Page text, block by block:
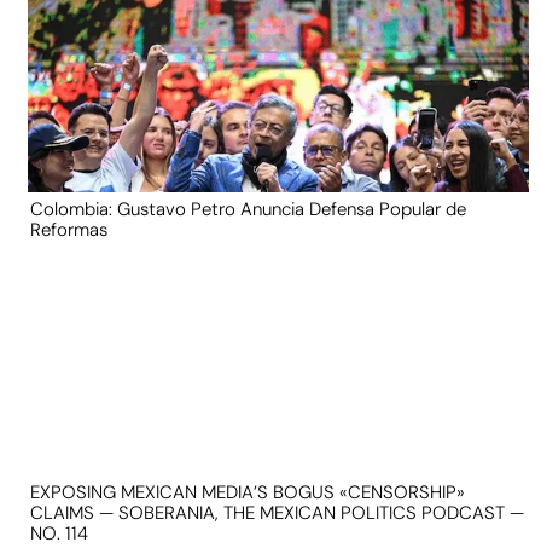
Colombia: Gustavo Petro Anuncia Defensa Popular de
Reformas
EXPOSING MEXICAN MEDIA’S BOGUS «CENSORSHIP»
CLAIMS — SOBERANIA, THE MEXICAN POLITICS PODCAST —
NO. 114